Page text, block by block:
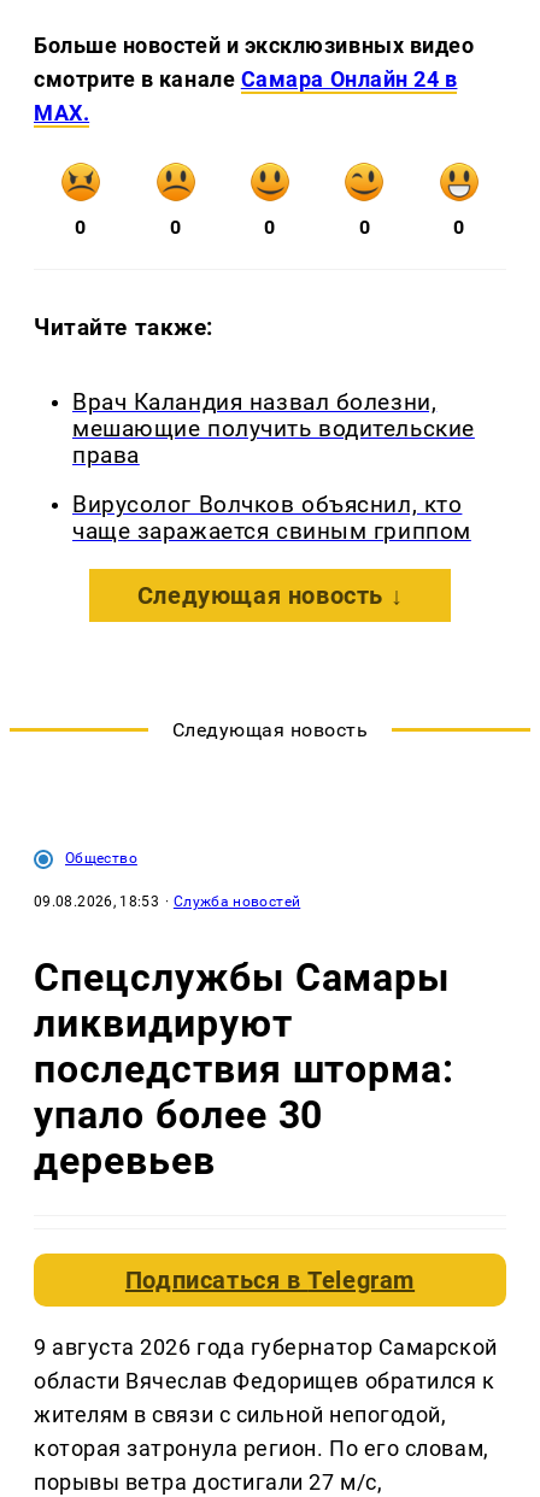
Больше новостей и эксклюзивных видео
смотрите в канале Самара Онлайн 24 в
MAX.
0 0 0 0 0
Читайте также:
Врач Каландия назвал болезни,
мешающие получить водительские
права
Вирусолог Волчков объяснил, кто
чаще заражается свиным гриппом
Следующая новость ↓
Следующая новость
Общество
09.08.2026, 18:53 · Служба новостей
Спецслужбы Самары
ликвидируют
последствия шторма:
упало более 30
деревьев
Подписаться вTelegram
9 августа 2026 года губернатор Самарской
области Вячеслав Федорищев обратился к
жителям в связи с сильной непогодой,
которая затронула регион. По его словам,
порывы ветра достигали 27 м/с,